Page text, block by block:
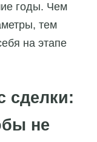
годы. Чем
тем
на этапе
сделки:
не